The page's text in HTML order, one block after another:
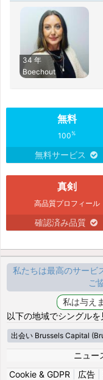
34 年
Boechout
無料
100%
無料サービス
真剣
高品質プロフィール
確認済み品質
私たちは最高のサービ
ご
以下の地域でシングル
出会い Brussels Capital
ニュー
Cookie & GDPR
広告